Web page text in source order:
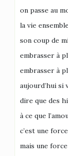
on passe au
la vie
son coup de
embrasser à
embrasser à
aujourd’hui si
dire que des
à ce que
c’est une
mais une